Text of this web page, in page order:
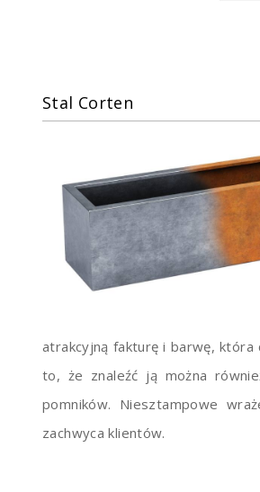
Stal Corten
atrakcyjną fakturę i barwę,
to, że znaleźć ją można
pomników. Niesztampowe
zachwyca klientów.